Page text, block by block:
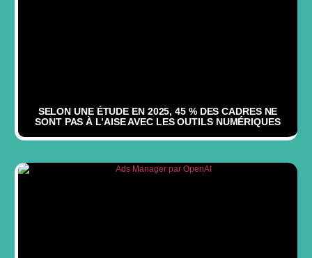
SELON UNE ÉTUDE EN 2025, 45 % DES CADRES NE
SONT PAS À L’AISE AVEC LES OUTILS NUMÉRIQUES